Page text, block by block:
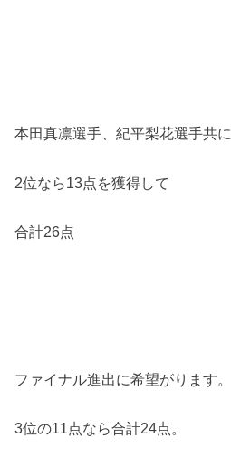
本田真凛選手、紀平梨花選手共に
2位なら13点を獲得して
合計26点
ファイナル進出に希望がります。
3位の11点なら合計24点。